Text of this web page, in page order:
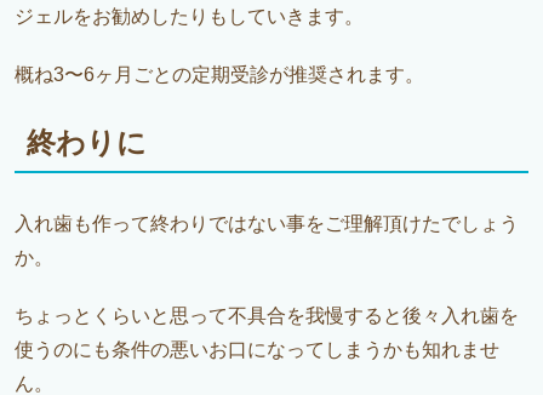
ジェルをお勧めしたりもしていきます。
概ね3〜6ヶ月ごとの定期受診が推奨されます。
終わりに
入れ歯も作って終わりではない事をご理解頂けたでしょう
か。
ちょっとくらいと思って不具合を我慢すると後々入れ歯を
使うのにも条件の悪いお口になってしまうかも知れませ
ん。